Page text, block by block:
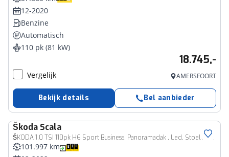
12-2020
Benzine
Automatisch
110 pk (81 kW)
18.745,-
Vergelijk AMERSFOORT
Bekijk details Bel aanbieder
Škoda Scala
ŠKODA 1.0 TSI 110pk H6 Sport Business. Panoramadak , Led, Stoelverwarming, Achteruitrijcamera , PDC , Carplay , (navigatie via carplay) DAB+
101.997 km